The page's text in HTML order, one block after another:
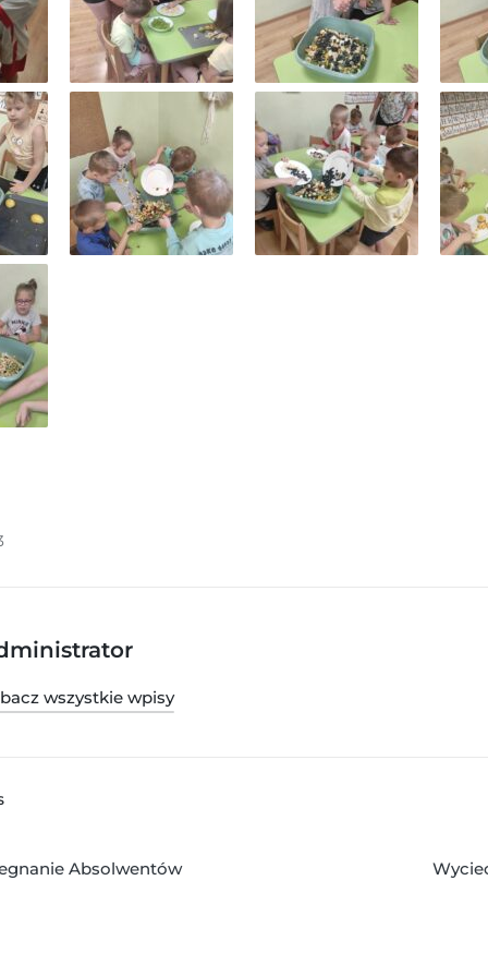
wszystkie wpisy
Absolwentów